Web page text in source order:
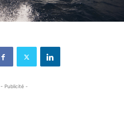
- Publicité -